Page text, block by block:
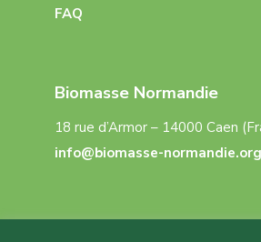
FAQ
Biomasse Normandie
18 rue d’Armor – 14000 Caen
info@biomasse-normandie.org